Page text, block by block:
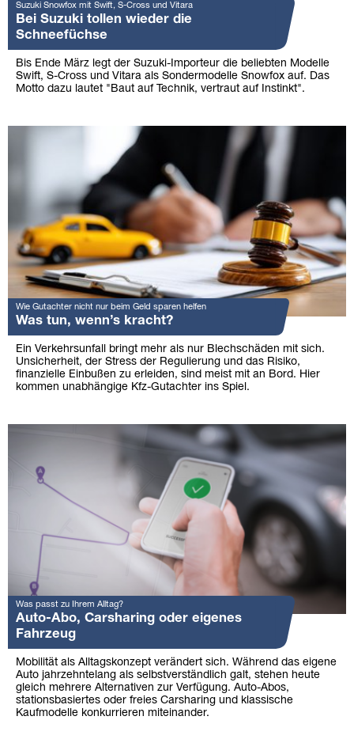
Suzuki Snowfox mit Swift, S-Cross und Vitara
Bei Suzuki tollen wieder die
Schneefüchse
Bis Ende März legt der Suzuki-Importeur die beliebten Modelle
Swift, S-Cross und Vitara als Sondermodelle Snowfox auf. Das
Motto dazu lautet "Baut auf Technik, vertraut auf Instinkt".
Wie Gutachter nicht nur beim Geld sparen helfen
Was tun, wenn’s kracht?
Ein Verkehrsunfall bringt mehr als nur Blechschäden mit sich.
Unsicherheit, der Stress der Regulierung und das Risiko,
finanzielle Einbußen zu erleiden, sind meist mit an Bord. Hier
kommen unabhängige Kfz-Gutachter ins Spiel.
Was passt zu Ihrem Alltag?
Auto-Abo, Carsharing oder eigenes
Fahrzeug
Mobilität als Alltagskonzept verändert sich. Während das eigene
Auto jahrzehntelang als selbstverständlich galt, stehen heute
gleich mehrere Alternativen zur Verfügung. Auto-Abos,
stationsbasiertes oder freies Carsharing und klassische
Kaufmodelle konkurrieren miteinander.